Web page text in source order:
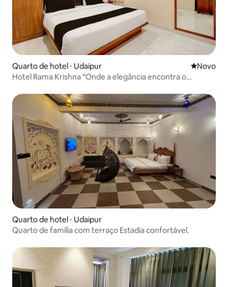
Quarto de hotel ⋅ Udaipur Novo
Novo
Hotel Rama Krishna “Onde a elegância encontra o
Quarto de hotel ⋅ Udaipur
Quarto de família com terraço Estadia confortável.